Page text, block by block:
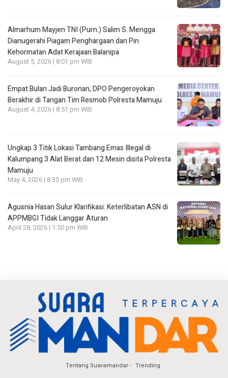
Almarhum Mayjen TNI (Purn.) Salim S. Mengga
Dianugerahi Piagam Penghargaan dan Pin
Kehormatan Adat Kerajaan Balanipa
August 5, 2026 | 8:01 pm WIB
Empat Bulan Jadi Buronan, DPO Pengeroyokan
Berakhir di Tangan Tim Resmob Polresta Mamuju
August 4, 2026 | 8:51 pm WIB
Ungkap 3 Titik Lokasi Tambang Emas Illegal di
Kalumpang 3 Alat Berat dan 12 Mesin disita Polresta
Mamuju
May 4, 2026 | 8:35 pm WIB
Agusnia Hasan Sulur Klarifikasi: Keterlibatan ASN di
APPMBGI Tidak Langgar Aturan
April 28, 2026 | 1:50 pm WIB
Tentang Suaramandar Trending